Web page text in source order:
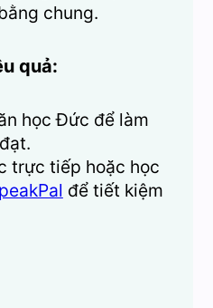
chung.
quả:
học Đức để làm
trực tiếp hoặc học
để tiết kiệm